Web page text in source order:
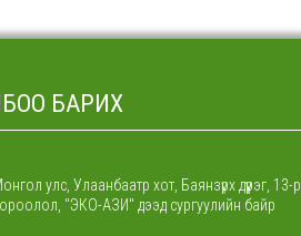
БАРИХ
улс, Улаанбаатр хот, Баянзүрх дүүрэг, 13-р
"ЭКО-АЗИ" дээд сургуулийн байр